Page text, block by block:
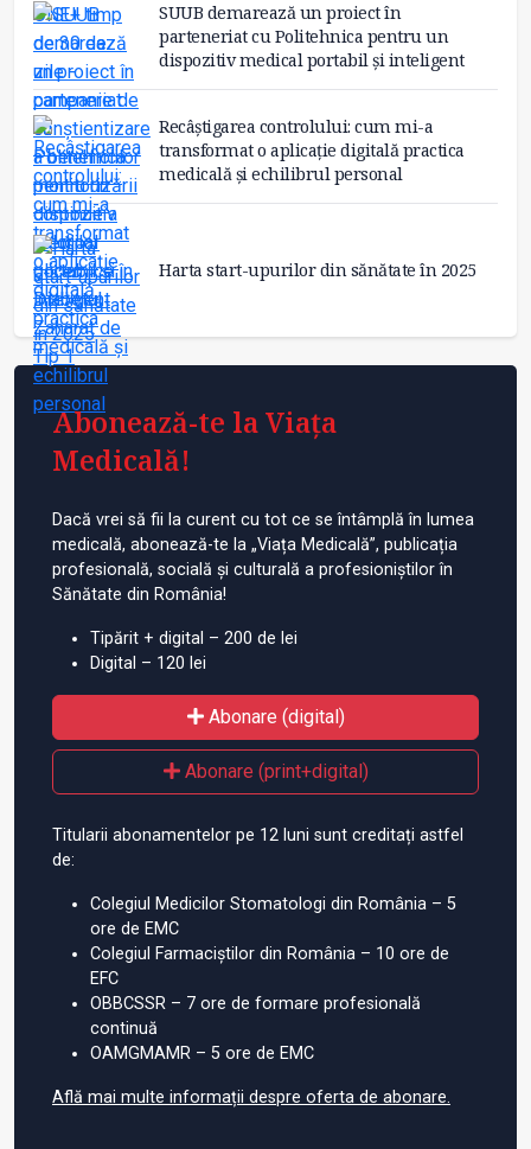
SUUB demarează un proiect în
parteneriat cu Politehnica pentru un
dispozitiv medical portabil și inteligent
Recâștigarea controlului: cum mi-a
transformat o aplicație digitală practica
medicală și echilibrul personal
Harta start-upurilor din sănătate în 2025
Abonează-te la Viața
Medicală!
Dacă vrei să fii la curent cu tot ce se întâmplă în lumea
medicală, abonează-te la „Viața Medicală”, publicația
profesională, socială și culturală a profesioniștilor în
Sănătate din România!
Tipărit + digital – 200 de lei
Digital – 120 lei
Abonare (digital)
Abonare (print+digital)
Titularii abonamentelor pe 12 luni sunt creditați astfel
de:
Colegiul Medicilor Stomatologi din România – 5
ore de EMC
Colegiul Farmaciștilor din România – 10 ore de
EFC
OBBCSSR – 7 ore de formare profesională
continuă
OAMGMAMR – 5 ore de EMC
Află mai multe informații despre oferta de abonare.